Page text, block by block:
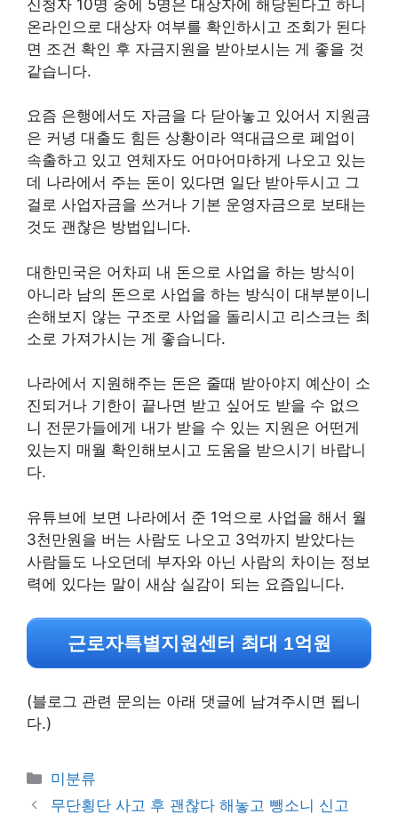
신청자 10명 중에 5명은 대상자에 해당된다고 하니
온라인으로 대상자 여부를 확인하시고 조회가 된다
면 조건 확인 후 자금지원을 받아보시는 게 좋을 것
같습니다.
요즘 은행에서도 자금을 다 닫아놓고 있어서 지원금
은 커녕 대출도 힘든 상황이라 역대급으로 폐업이
속출하고 있고 연체자도 어마어마하게 나오고 있는
데 나라에서 주는 돈이 있다면 일단 받아두시고 그
걸로 사업자금을 쓰거나 기본 운영자금으로 보태는
것도 괜찮은 방법입니다.
대한민국은 어차피 내 돈으로 사업을 하는 방식이
아니라 남의 돈으로 사업을 하는 방식이 대부분이니
손해보지 않는 구조로 사업을 돌리시고 리스크는 최
소로 가져가시는 게 좋습니다.
나라에서 지원해주는 돈은 줄때 받아야지 예산이 소
진되거나 기한이 끝나면 받고 싶어도 받을 수 없으
니 전문가들에게 내가 받을 수 있는 지원은 어떤게
있는지 매월 확인해보시고 도움을 받으시기 바랍니
다.
유튜브에 보면 나라에서 준 1억으로 사업을 해서 월
3천만원을 버는 사람도 나오고 3억까지 받았다는
사람들도 나오던데 부자와 아닌 사람의 차이는 정보
력에 있다는 말이 새삼 실감이 되는 요즘입니다.
근로자특별지원센터 최대 1억원
(블로그 관련 문의는 아래 댓글에 남겨주시면 됩니
다.)
Categories
미분류
무단횡단 사고 후 괜찮다 해놓고 뺑소니 신고